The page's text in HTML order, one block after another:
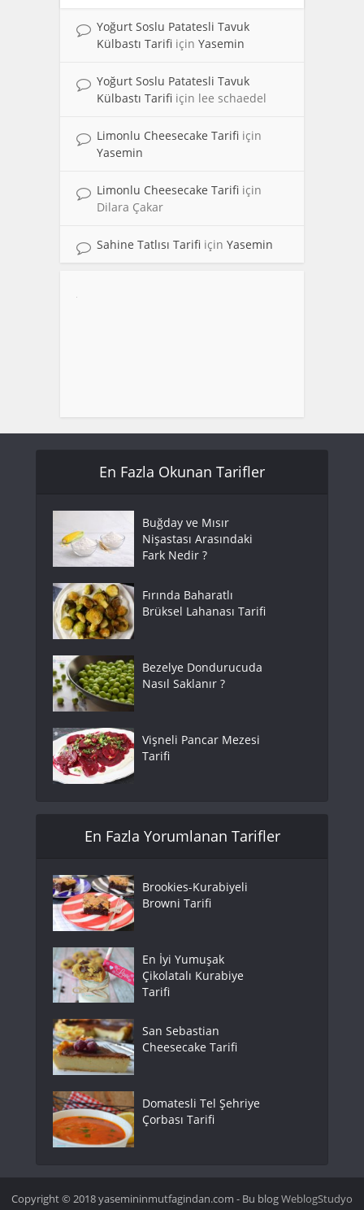
Yoğurt Soslu Patatesli Tavuk
Külbastı Tarifi için Yasemin
Yoğurt Soslu Patatesli Tavuk
Külbastı Tarifi için lee schaedel
Limonlu Cheesecake Tarifi için
Yasemin
Limonlu Cheesecake Tarifi için
Dilara Çakar
Sahine Tatlısı Tarifi için Yasemin
En Fazla Okunan Tarifler
Buğday ve Mısır
Nişastası Arasındaki
Fark Nedir ?
Fırında Baharatlı
Brüksel Lahanası Tarifi
Bezelye Dondurucuda
Nasıl Saklanır ?
Vişneli Pancar Mezesi
Tarifi
En Fazla Yorumlanan Tarifler
Brookies-Kurabiyeli
Browni Tarifi
En İyi Yumuşak
Çikolatalı Kurabiye
Tarifi
San Sebastian
Cheesecake Tarifi
Domatesli Tel Şehriye
Çorbası Tarifi
Copyright © 2018 yasemininmutfagindan.com - Bu blogWeblogStudyo